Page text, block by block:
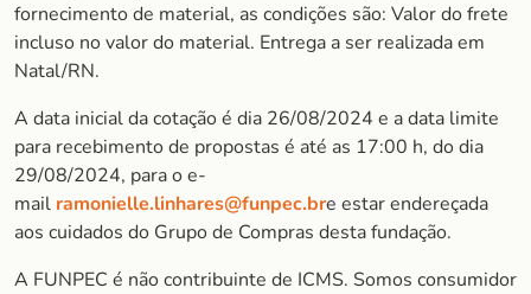
fornecimento de material, as condições são: Valor do frete
incluso no valor do material. Entrega a ser realizada em
Natal/RN.
A data inicial da cotação é dia 26/08/2024 e a data limite
para recebimento de propostas é até as 17:00 h, do dia
29/08/2024, para o e-
mail ramonielle.linhares@funpec.bre estar endereçada
aos cuidados do Grupo de Compras desta fundação.
A FUNPEC é não contribuinte de ICMS. Somos consumidor